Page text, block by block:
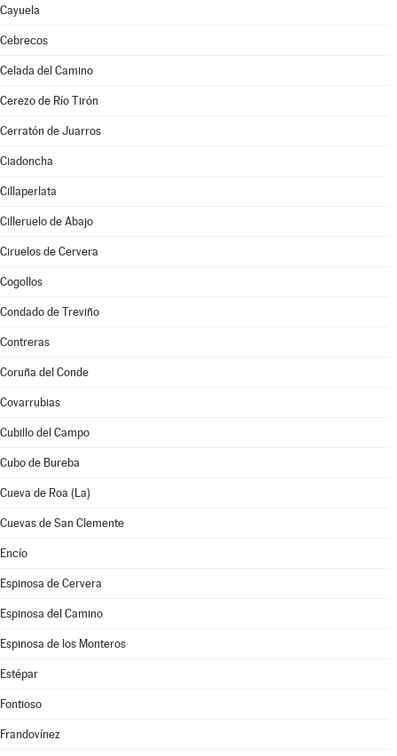
Cayuela
Cebrecos
Celada del Camino
Cerezo de Río Tirón
Cerratón de Juarros
Ciadoncha
Cillaperlata
Cilleruelo de Abajo
Ciruelos de Cervera
Cogollos
Condado de Treviño
Contreras
Coruña del Conde
Covarrubias
Cubillo del Campo
Cubo de Bureba
Cueva de Roa (La)
Cuevas de San Clemente
Encío
Espinosa de Cervera
Espinosa del Camino
Espinosa de los Monteros
Estépar
Fontioso
Frandovínez